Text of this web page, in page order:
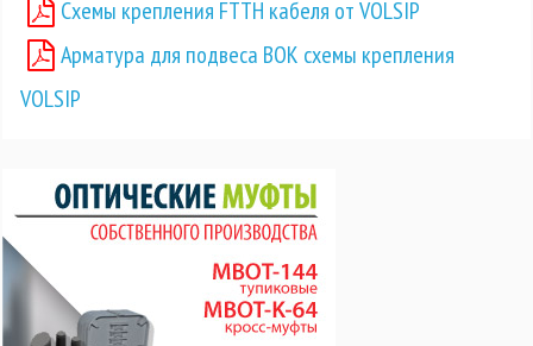
Схемы крепления FTTH кабеля от VOLSIP
Арматура для подвеса ВОК схемы крепления
VOLSIP